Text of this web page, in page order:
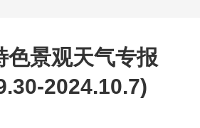
色景观天气专报
2024.10.7)